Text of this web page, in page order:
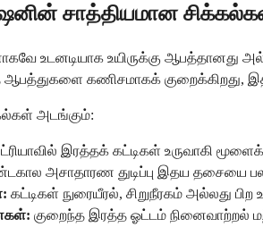
சாத்தியமான
உடனடியாக உயிருக்கு ஆபத்தானது
கணிசமாகக் குறைக்கிறது,
அடங்கும்:
இரத்தக் கட்டிகள் உருவாகி
அசாதாரண துடிப்பு இதய தசையை
கட்டிகள் நுரையீரல், சிறுநீரகம் அல்லது பிற
குறைந்த இரத்த ஓட்டம் நினைவாற்றல்